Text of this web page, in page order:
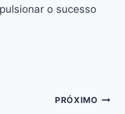
o sucesso
PRÓXIMO